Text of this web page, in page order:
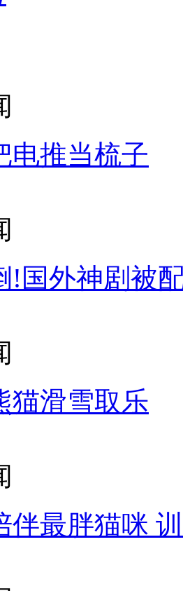
电推当梳子
!国外神剧被
猫滑雪取乐
伴最胖猫咪